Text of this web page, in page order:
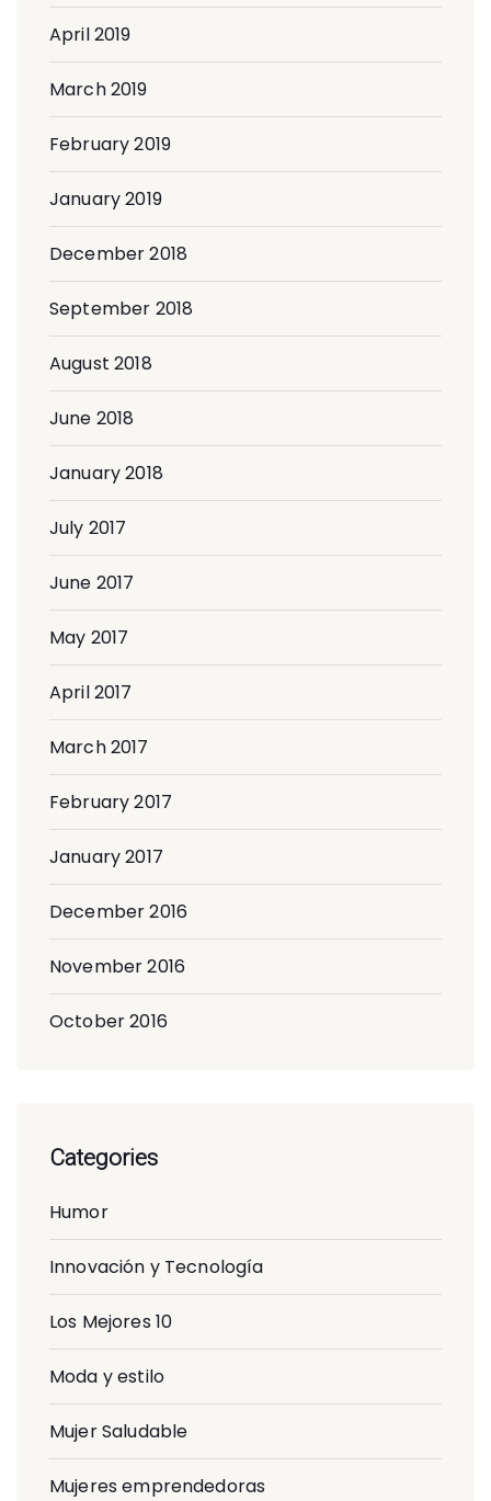
April 2019
March 2019
February 2019
January 2019
December 2018
September 2018
August 2018
June 2018
January 2018
July 2017
June 2017
May 2017
April 2017
March 2017
February 2017
January 2017
December 2016
November 2016
October 2016
Categories
Humor
Innovación y Tecnología
Los Mejores 10
Moda y estilo
Mujer Saludable
Mujeres emprendedoras